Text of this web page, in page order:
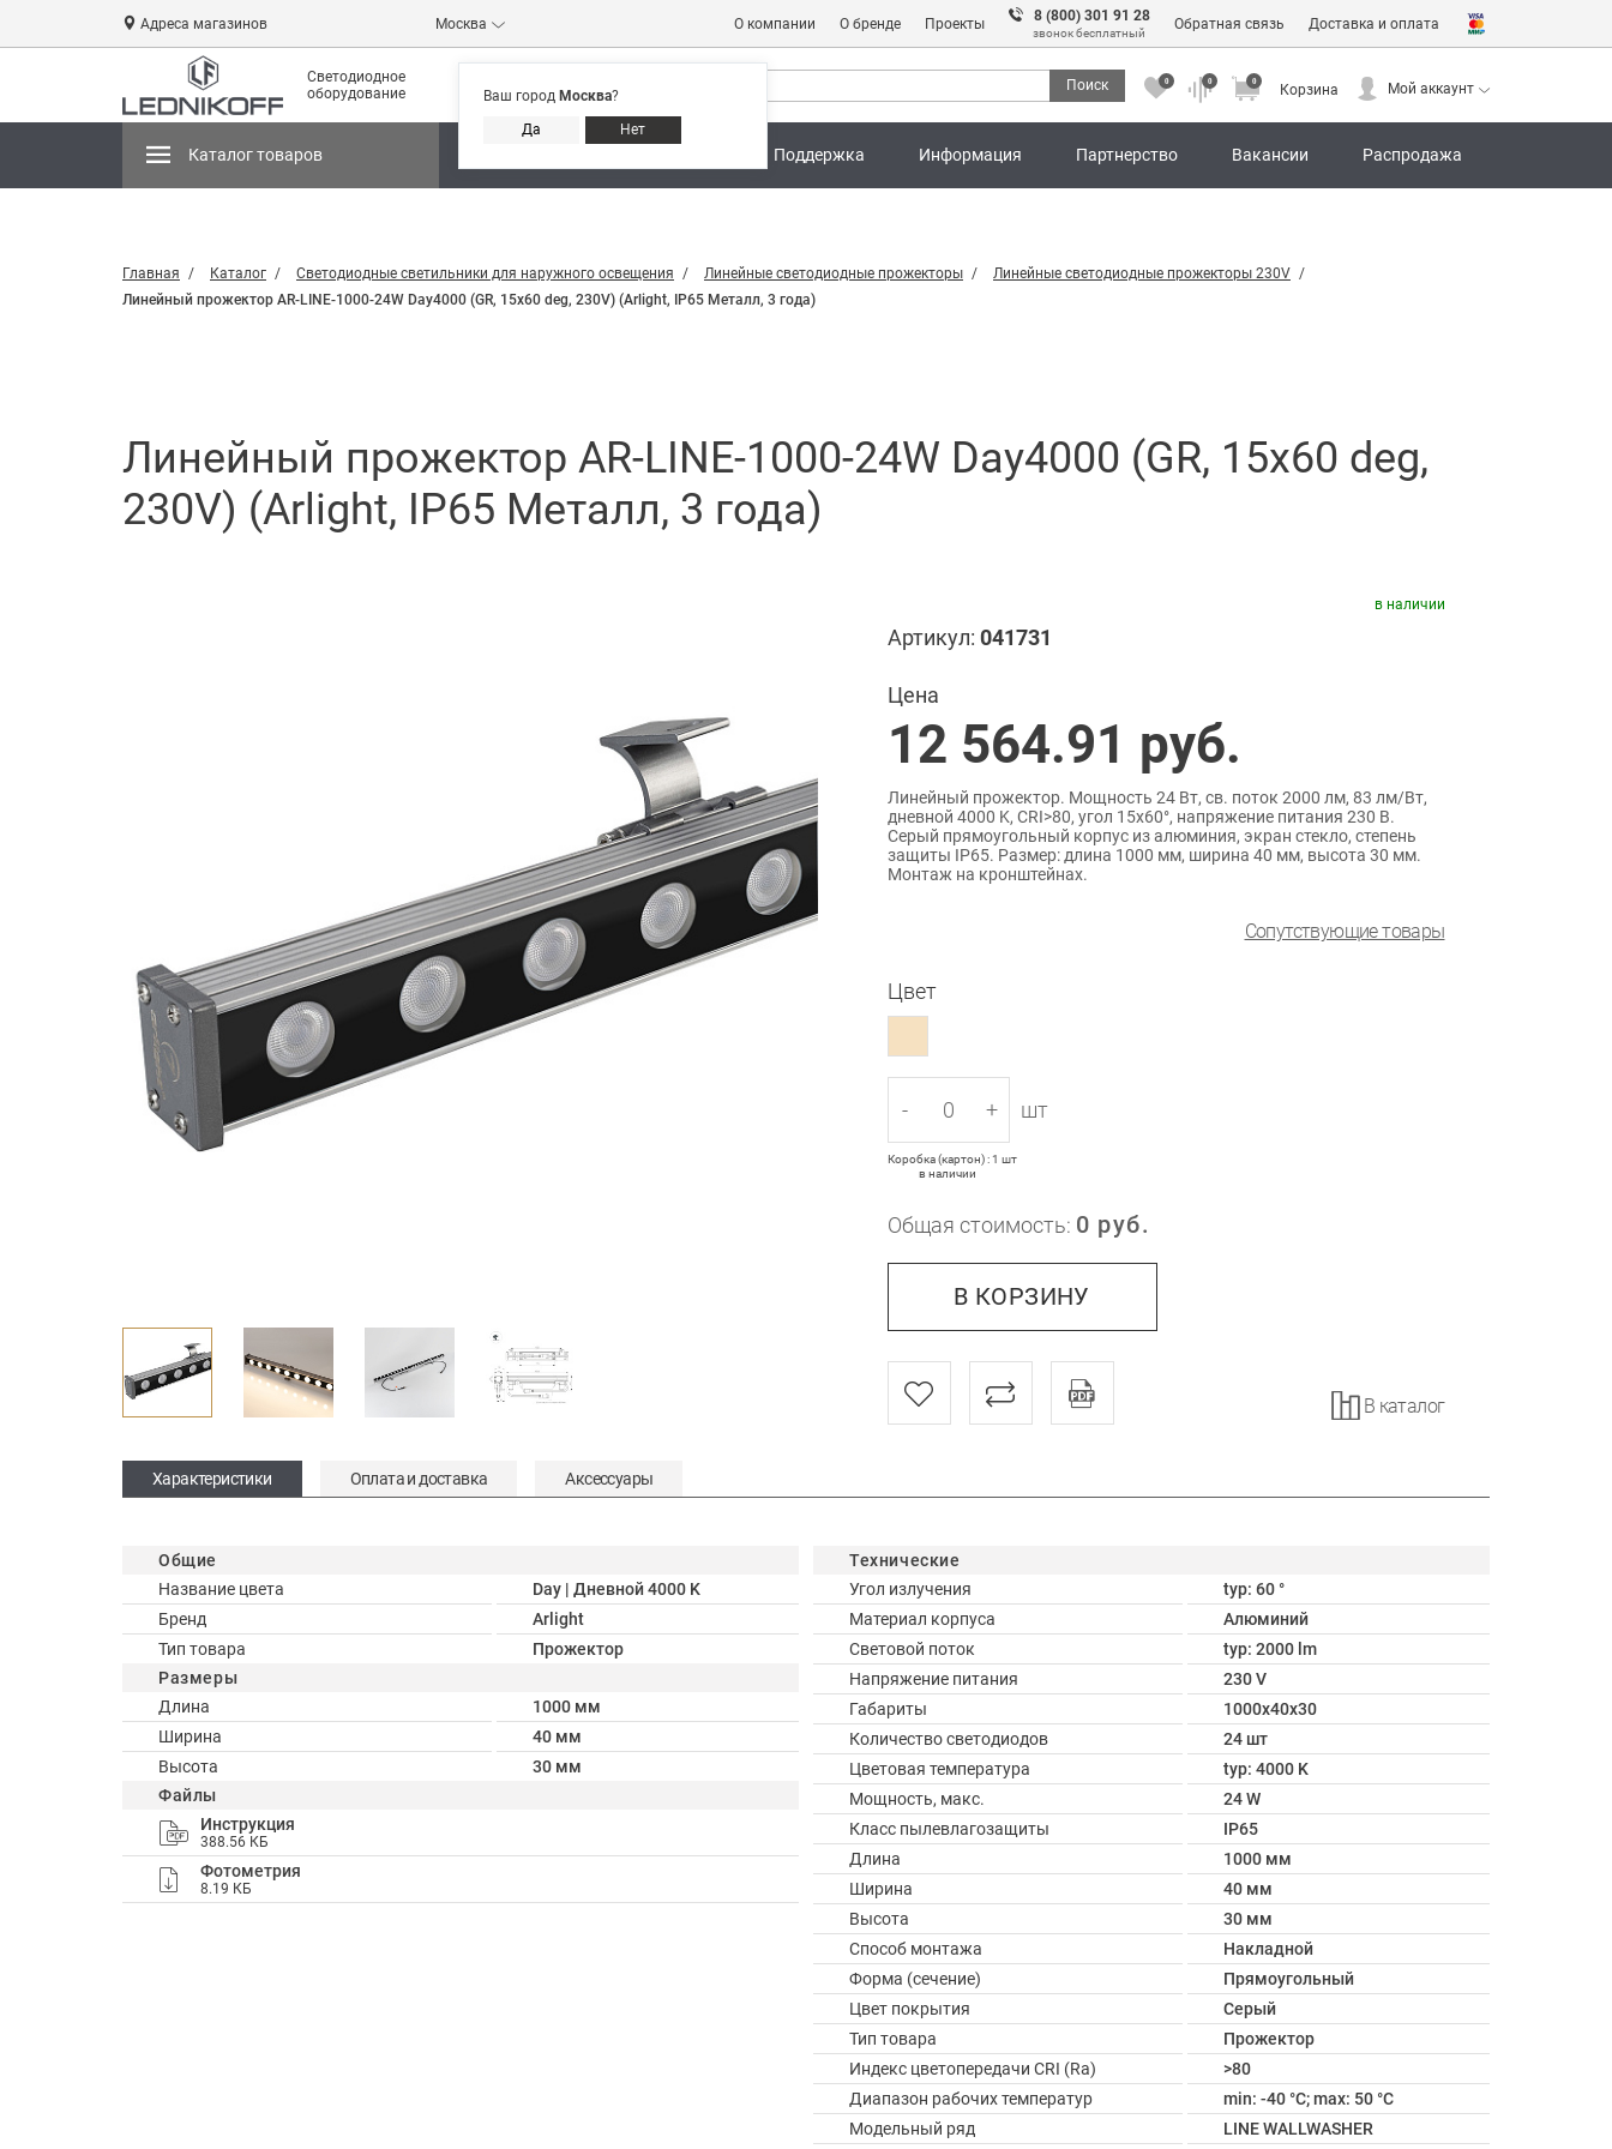
Адреса магазинов Москва
Ваш город Москва?
Да
Нет
О компании О бренде Проекты 8 (800) 301 91 28
звонок бесплатный
Обратная связь Доставка и оплата
Светодиодное
оборудование
Поиск 0 0 0
Корзина Мой аккаунт
Каталог товаров Поддержка Информация Партнерство Вакансии Распродажа
Адреса магазинов 8 (800) 301 91 28 Корзина Мой аккаунт
Главная Каталог Светодиодные светильники для наружного освещения Линейные светодиодные прожекторы
Линейные светодиодные прожекторы 230V
Линейный прожектор AR-LINE-1000-24W Day4000 (GR, 15x60 deg, 230V) (Arlight, IP65 Металл, 3 года)
Линейный прожектор AR-LINE-1000-24W Day4000 (GR, 15x60 deg,
230V) (Arlight, IP65 Металл, 3 года)
в наличии
Артикул: 041731
Цена
12 564.91 руб.
Линейный прожектор. Мощность 24 Вт, св. поток 2000 лм, 83 лм/Вт,
дневной 4000 K, CRI>80, угол 15x60°, напряжение питания 230 В.
Серый прямоугольный корпус из алюминия, экран стекло, степень
защиты IP65. Размер: длина 1000 мм, ширина 40 мм, высота 30 мм.
Монтаж на кронштейнах.
Сопутствующие товары
Цвет
- + шт
Коробка (картон) : 1 шт
в наличии
Общая стоимость: 0 руб.
В КОРЗИНУ
В каталог
Характеристики Оплата и доставка Аксессуары
Общие
Название цвета
Day | Дневной 4000 K
Бренд
Arlight
Тип товара
Прожектор
Размеры
Длина
1000 мм
Ширина
40 мм
Высота
30 мм
Файлы
Инструкция
388.56 КБ
Фотометрия
8.19 КБ
Технические
Угол излучения
typ: 60 °
Материал корпуса
Алюминий
Световой поток
typ: 2000 lm
Напряжение питания
230 V
Габариты
1000x40x30
Количество светодиодов
24 шт
Цветовая температура
typ: 4000 K
Мощность, макс.
24 W
Класс пылевлагозащиты
IP65
Длина
1000 мм
Ширина
40 мм
Высота
30 мм
Способ монтажа
Накладной
Форма (сечение)
Прямоугольный
Цвет покрытия
Серый
Тип товара
Прожектор
Индекс цветопередачи CRI (Ra)
>80
Диапазон рабочих температур
min: -40 °C; max: 50 °C
Модельный ряд
LINE WALLWASHER